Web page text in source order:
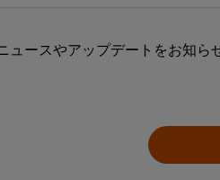
ュースやアップデートをお知